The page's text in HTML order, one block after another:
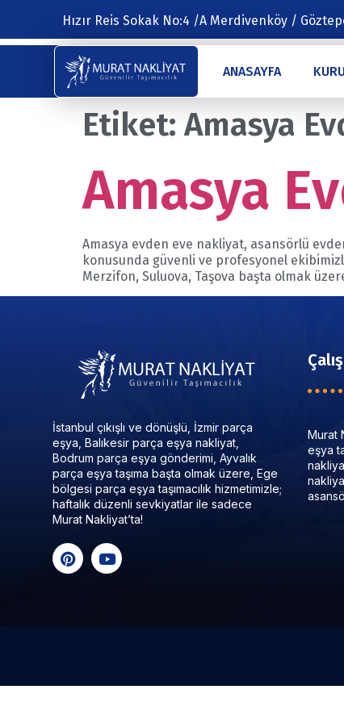
Hızır Reis Sokak No:4 /A Merdivenköy /
ANASAYFA
Etiket:Amasya
Amasya
Amasya evden eve nakliyat, asansörlü
konusunda güvenli ve profesyonel
Merzifon, Suluova, Taşova başta olmak
İstanbul çıkışlı ve dönüşlü, İzmir parça
eşya, Balıkesir parça eşya nakliyat,
Bodrum parça eşya gönderimi, Ayvalık
parça eşya taşıma başta olmak üzere, Ege
bölgesi parça eşya taşımacılık hizmetimizle;
haftalık düzenli sevkiyatlar ile sadece
Murat Nakliyat’ta!
Murat
eşya